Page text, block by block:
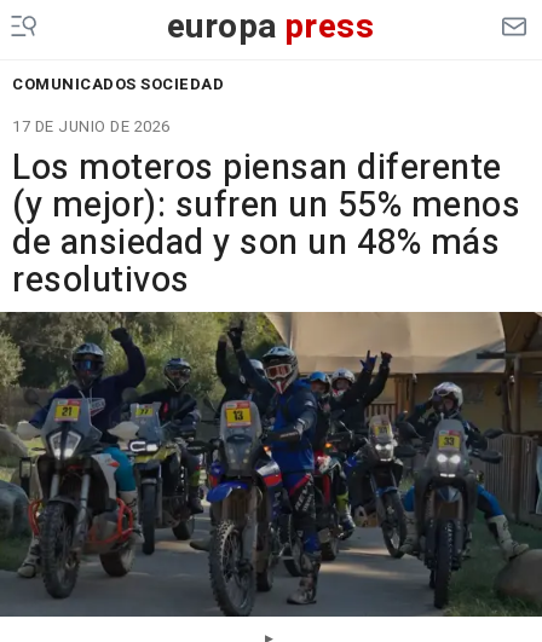
europa press
COMUNICADOS SOCIEDAD
17 DE JUNIO DE 2026
Los moteros piensan diferente
(y mejor): sufren un 55% menos
de ansiedad y son un 48% más
resolutivos